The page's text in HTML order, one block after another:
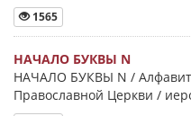
1565
НАЧАЛО БУКВЫ Ν
НАЧАЛО БУКВЫ Ν /
Православной Церкви /